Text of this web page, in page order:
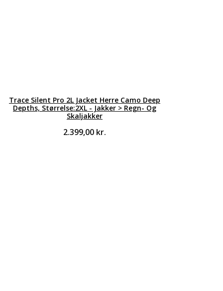
Trace Silent Pro 2L Jacket Herre Camo Deep
Depths, Størrelse:2XL - Jakker > Regn- Og
Skaljakker
2.399,00 kr.